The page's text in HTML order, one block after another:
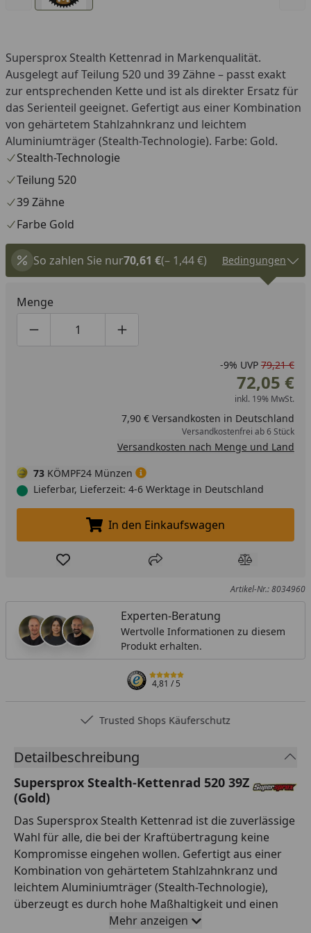
Supersprox Stealth Kettenrad in Markenqualität.
Ausgelegt auf Teilung 520 und 39 Zähne – passt exakt
zur entsprechenden Kette und ist als direkter Ersatz für
das Serienteil geeignet. Gefertigt aus einer Kombination
von gehärtetem Stahlzahnkranz und leichtem
Aluminiumträger (Stealth-Technologie). Farbe: Gold.
Stealth-Technologie
Teilung 520
39 Zähne
Farbe Gold
So zahlen Sie nur70,61 €(– 1,44 €) Bedingungen
Menge
Produktmenge um eins verringern
Produktmenge manuell eingeben
Produktmenge um eins erhöhen
-9% UVP 79,21 €
72,05 €
inkl. 19% MwSt.
7,90 € Versandkosten in Deutschland
Versandkostenfrei ab 6 Stück
Versandkosten nach Menge und Land
73 KÖMPF24 Münzen
Lieferbar, Lieferzeit: 4-6 Werktage in Deutschland
In den Einkaufswagen legen
In den Einkaufswagen
Produkt zur Wunschliste hinzufügen
Teilen Produkt
Artikel-Nr.: 8034960
Experten-Beratung
Wertvolle Informationen zu diesem
Produkt erhalten.
4,81/ 5
Trusted Shops Käuferschutz
Detailbeschreibung
Supersprox Stealth-Kettenrad 520 39Z
(Gold)
Das Supersprox Stealth Kettenrad ist die zuverlässige
Wahl für alle, die bei der Kraftübertragung keine
Kompromisse eingehen wollen. Gefertigt aus einer
Kombination von gehärtetem Stahlzahnkranz und
leichtem Aluminiumträger (Stealth-Technologie),
überzeugt es durch hohe Maßhaltigkeit und einen
ruhigen Lauf. Die Verzahnung ist auf Teilung 520 und
Mehr anzeigen